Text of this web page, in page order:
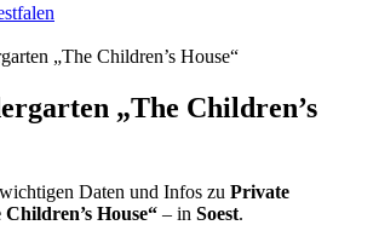
„The Children’s House“
„The Children’s
Daten und Infos zu Private
House“ – in Soest.